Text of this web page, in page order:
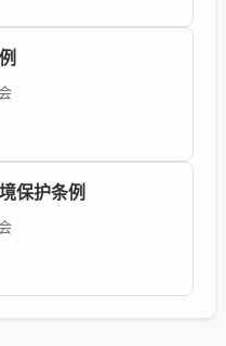
保护条例